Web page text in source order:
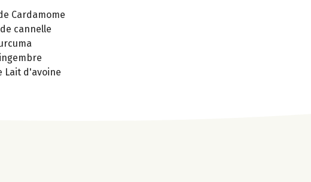
Cardamome
cannelle
Lait d'avoine